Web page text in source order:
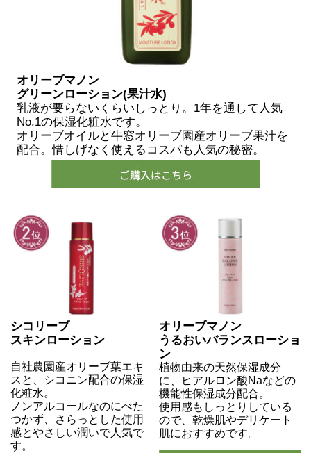
オリーブマノン
グリーンローション(果汁水)
乳液が要らないくらいしっとり。1年を通して人気
No.1の保湿化粧水です。
オリーブオイルと牛窓オリーブ園産オリーブ果汁を
配合。惜しげなく使えるコスパも人気の秘密。
シコリーブ
スキンローション
自社農園産オリーブ葉エキ
スと、シコニン配合の保湿
化粧水。
ノンアルコールなのにべた
つかず、さらっとした使用
感とやさしい潤いで人気で
す。
オリーブマノン
うるおいバランスローショ
ン
植物由来の天然保湿成分
に、ヒアルロン酸Naなどの
機能性保湿成分配合。
使用感もしっとりしている
ので、乾燥肌やデリケート
肌におすすめです。